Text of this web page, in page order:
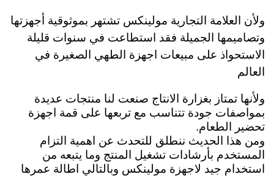
ولأن العلامة التجارية مولينكس تشتهر بموثوقية أجهزتها
وتصاميمها الجميلة فقد استطاعت في سنوات قليلة
الاستحواذ على مبيعات اجهزة الطهي الصغيرة في
العالم
ولأنها تمتاز بغزارة الانتاج صنعت لنا منتجات عديدة
بمواصفات جودة تتناسب مع تربعها على قمة اجهزة
تحضير الطعام.
ومن هذا الحديث ننطلق للتحدث عن اهمية التزام
المستخدم بأرشادات تشغيل المنتج وما يتبعه من
استخدام جيد لاجهزة مولينكس وبالتالي اطالة عمرها